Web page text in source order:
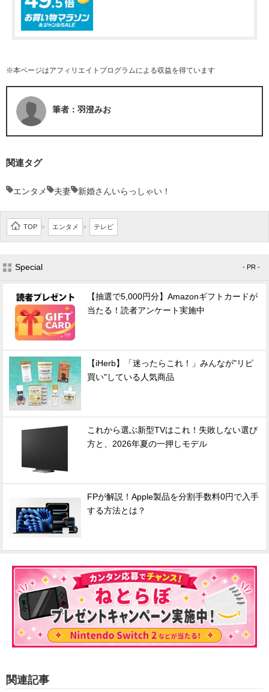
※本ページはアフィリエイトプログラムによる収益を得ています
筆者：羽澄みお
関連タグ
エンタメ 夫妻 新婚さんいらっしゃい！
TOP > エンタメ > テレビ
Special - PR -
【抽選で5,000円分】Amazonギフトカードが
当たる！読者アンケート実施中
【iHerb】「迷ったらこれ！」みんなが"リピ
買い"している人気商品
これから選ぶ新型TVはこれ！失敗しない選び
方と、2026年夏の一押しモデル
FPが解説！Apple製品を分割手数料0円で入手
する方法とは？
関連記事